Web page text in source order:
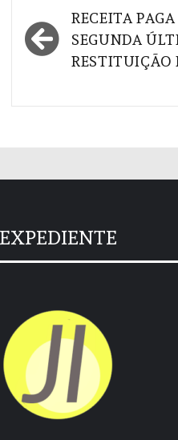
Navegação
de
RECEITA
SEGUNDA
RESTITUIÇÃO
EXPEDIENTE